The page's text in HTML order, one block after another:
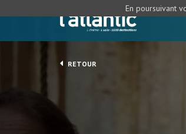
RETOUR
En poursuivant